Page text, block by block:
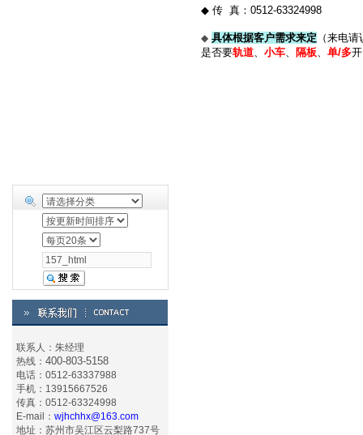
◆ 传 真： 0512-63324998
◆ 具体根据客户需求来定 （来电
是否要轨道、 小车、 隔板、 单/多
联系人：朱经理
热线： 400-803-5158
电话：0512-63337988
手机：13915667526
传真：0512-63324998
E-mail： wjhchhx@163.com
地址：苏州市吴江区云梨路737号